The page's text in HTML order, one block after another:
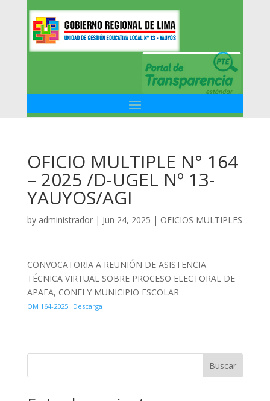
OFICIO MULTIPLE N° 164
– 2025 /D-UGEL Nº 13-
YAUYOS/AGI
by administrador| Jun 24, 2025 | OFICIOS MULTIPLES
CONVOCATORIA A REUNIÓN DE ASISTENCIA
TÉCNICA VIRTUAL SOBRE PROCESO ELECTORAL DE
APAFA, CONEI Y MUNICIPIO ESCOLAR
OM 164-2025 Descarga
Buscar